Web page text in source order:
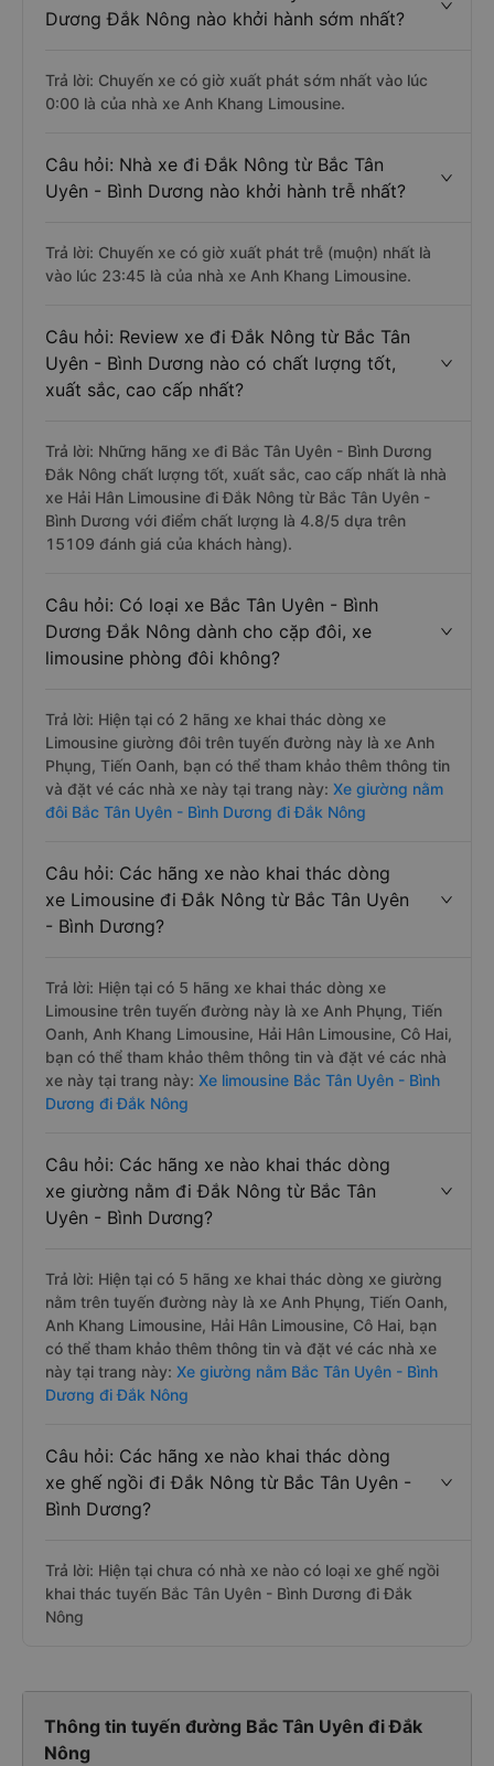
Dương Đắk Nông nào khởi hành sớm nhất?
Trả lời: Chuyến xe có giờ xuất phát sớm nhất vào lúc
0:00 là của nhà xe Anh Khang Limousine.
Câu hỏi: Nhà xe đi Đắk Nông từ Bắc Tân
Uyên - Bình Dương nào khởi hành trễ nhất?
Trả lời: Chuyến xe có giờ xuất phát trễ (muộn) nhất là
vào lúc 23:45 là của nhà xe Anh Khang Limousine.
Câu hỏi: Review xe đi Đắk Nông từ Bắc Tân
Uyên - Bình Dương nào có chất lượng tốt,
xuất sắc, cao cấp nhất?
Trả lời: Những hãng xe đi Bắc Tân Uyên - Bình Dương
Đắk Nông chất lượng tốt, xuất sắc, cao cấp nhất là nhà
xe Hải Hân Limousine đi Đắk Nông từ Bắc Tân Uyên -
Bình Dương với điểm chất lượng là 4.8/5 dựa trên
15109 đánh giá của khách hàng).
Câu hỏi: Có loại xe Bắc Tân Uyên - Bình
Dương Đắk Nông dành cho cặp đôi, xe
limousine phòng đôi không?
Trả lời: Hiện tại có 2 hãng xe khai thác dòng xe
Limousine giường đôi trên tuyến đường này là xe Anh
Phụng, Tiến Oanh, bạn có thể tham khảo thêm thông tin
và đặt vé các nhà xe này tại trang này: Xe giường nằm
đôi Bắc Tân Uyên - Bình Dương đi Đắk Nông
Câu hỏi: Các hãng xe nào khai thác dòng
xe Limousine đi Đắk Nông từ Bắc Tân Uyên
- Bình Dương?
Trả lời: Hiện tại có 5 hãng xe khai thác dòng xe
Limousine trên tuyến đường này là xe Anh Phụng, Tiến
Oanh, Anh Khang Limousine, Hải Hân Limousine, Cô Hai,
bạn có thể tham khảo thêm thông tin và đặt vé các nhà
xe này tại trang này: Xe limousine Bắc Tân Uyên - Bình
Dương đi Đắk Nông
Câu hỏi: Các hãng xe nào khai thác dòng
xe giường nằm đi Đắk Nông từ Bắc Tân
Uyên - Bình Dương?
Trả lời: Hiện tại có 5 hãng xe khai thác dòng xe giường
nằm trên tuyến đường này là xe Anh Phụng, Tiến Oanh,
Anh Khang Limousine, Hải Hân Limousine, Cô Hai, bạn
có thể tham khảo thêm thông tin và đặt vé các nhà xe
này tại trang này: Xe giường nằm Bắc Tân Uyên - Bình
Dương đi Đắk Nông
Câu hỏi: Các hãng xe nào khai thác dòng
xe ghế ngồi đi Đắk Nông từ Bắc Tân Uyên -
Bình Dương?
Trả lời: Hiện tại chưa có nhà xe nào có loại xe ghế ngồi
khai thác tuyến Bắc Tân Uyên - Bình Dương đi Đắk
Nông
Thông tin tuyến đường Bắc Tân Uyên đi Đắk
Nông